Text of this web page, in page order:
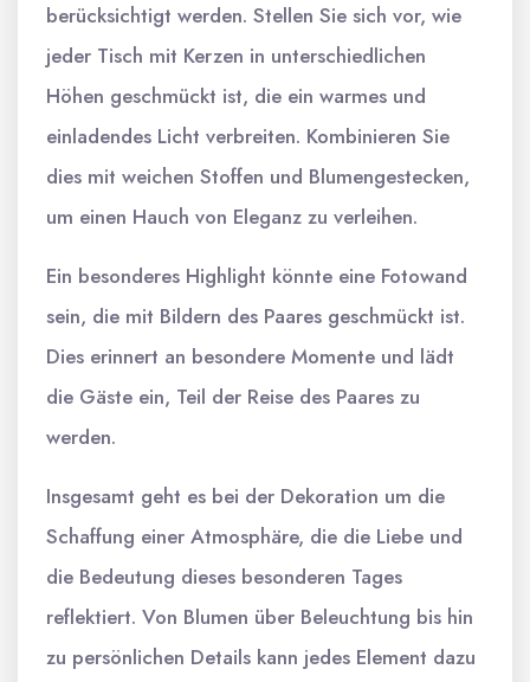
berücksichtigt werden. Stellen Sie sich vor, wie
jeder Tisch mit Kerzen in unterschiedlichen
Höhen geschmückt ist, die ein warmes und
einladendes Licht verbreiten. Kombinieren Sie
dies mit weichen Stoffen und Blumengestecken,
um einen Hauch von Eleganz zu verleihen.
Ein besonderes Highlight könnte eine Fotowand
sein, die mit Bildern des Paares geschmückt ist.
Dies erinnert an besondere Momente und lädt
die Gäste ein, Teil der Reise des Paares zu
werden.
Insgesamt geht es bei der Dekoration um die
Schaffung einer Atmosphäre, die die Liebe und
die Bedeutung dieses besonderen Tages
reflektiert. Von Blumen über Beleuchtung bis hin
zu persönlichen Details kann jedes Element dazu